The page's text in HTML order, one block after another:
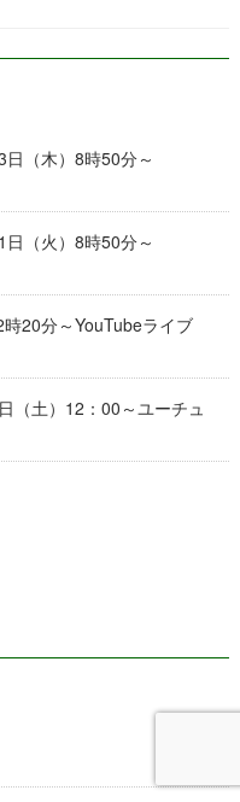
日（木）8時50分～
日（火）8時50分～
20分～YouTubeライブ
（土）12：00～ユーチュ